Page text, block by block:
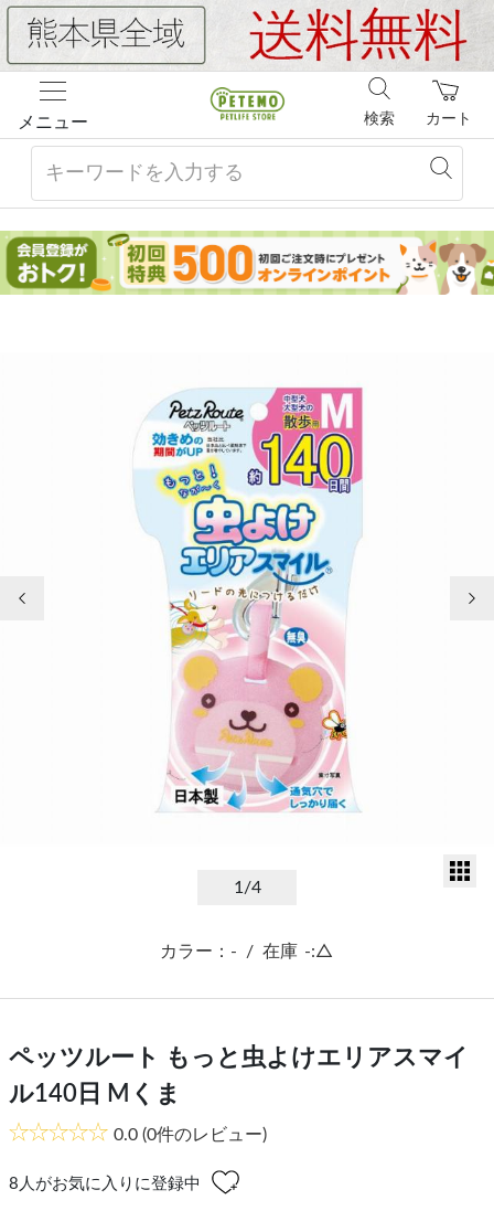
メニュー カート
検索
1/4
カラー：- / 在庫 -:△
ペッツルート もっと虫よけエリアスマイ
ル140日 Mくま
0.0 (0件のレビュー)
8 人がお気に入りに登録中